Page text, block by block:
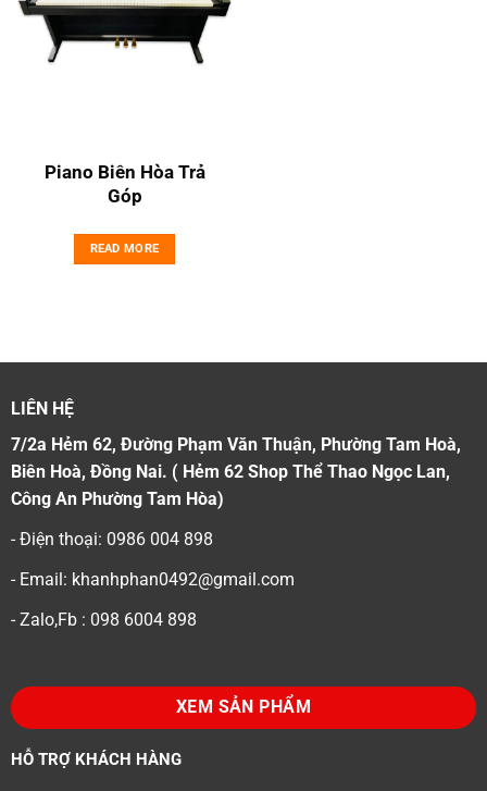
Piano Biên Hòa Trả
Góp
READ MORE
LIÊN HỆ
7/2a Hẻm 62, Đường Phạm Văn Thuận, Phường Tam Hoà,
Biên Hoà, Đồng Nai. ( Hẻm 62 Shop Thể Thao Ngọc Lan,
Công An Phường Tam Hòa)
- Điện thoại: 0986 004 898
- Email: khanhphan0492@gmail.com
- Zalo,Fb : 098 6004 898
XEM SẢN PHẨM
HỖ TRỢ KHÁCH HÀNG